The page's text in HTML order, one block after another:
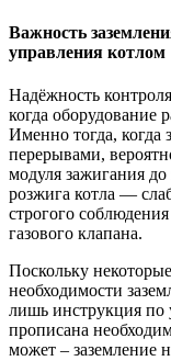
Важность
управления котлом
Надёжность контроля
когда оборудование
Именно тогда, когда
перерывами,
модуля зажигания
розжига котла —
строгого
газового клапана.
Поскольку
необходимости
лишь инструкция по
прописана
может – заземление